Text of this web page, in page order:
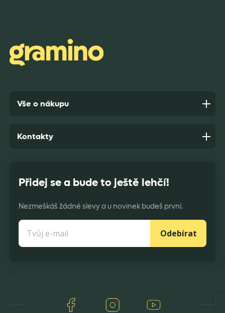
Anonym,před 7 dny
Vše o nákupu
Přidej se a bude to ještě lehčí!
Nezmeškáš žádné slevy a u novinek budeš první.
Odebírat
Facebook Instagram
Kontakty